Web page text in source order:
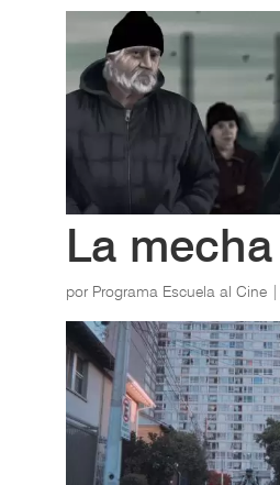
La mecha
por Programa Escuela al Cine|